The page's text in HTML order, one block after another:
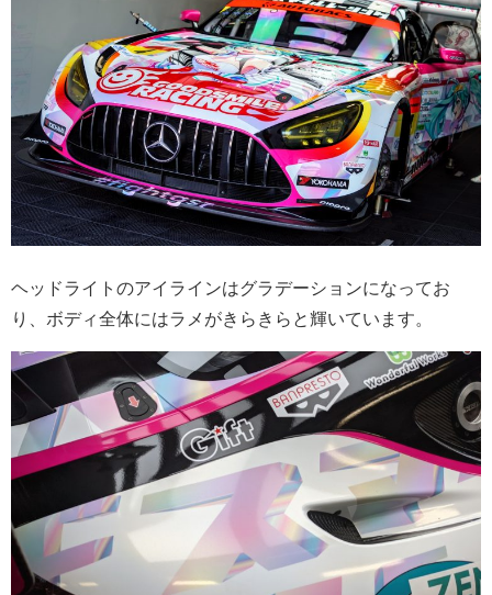
ヘッドライトのアイラインはグラデーションになってお
り、ボディ全体にはラメがきらきらと輝いています。